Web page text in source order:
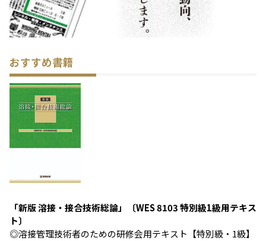
おすすめ書籍
「新版 溶接・接合技術総論」〔WES 8103 特別級1級用テキス
ト〕
◎溶接管理技術者のための研修会用テキスト【特別級・1級】